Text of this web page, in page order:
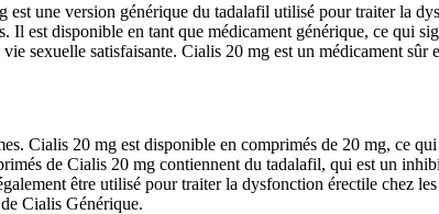
une version générique du tadalafil utilisé pour traiter la
est disponible en tant que médicament générique, ce qui
sexuelle satisfaisante. Cialis 20 mg est un médicament
Cialis 20 mg est disponible en comprimés de 20 mg, ce
de Cialis 20 mg contiennent du tadalafil, qui est un
être utilisé pour traiter la dysfonction érectile chez
Cialis Générique.